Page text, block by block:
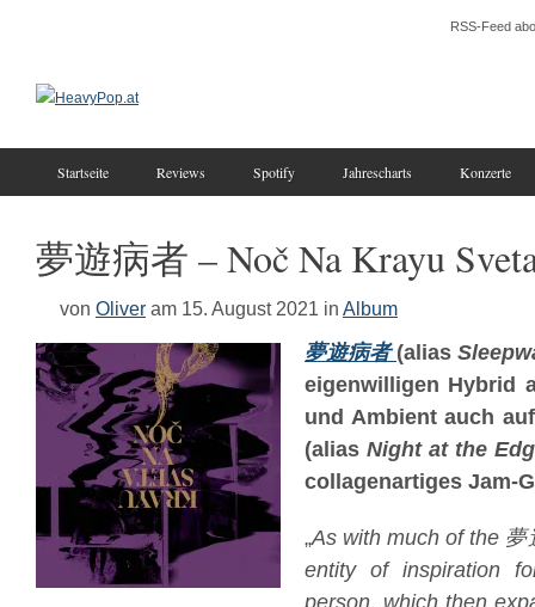
RSS-Feed
Startseite Reviews Spotify Jahrescharts Konzerte
夢遊病者 – Noč Na Krayu
von Oliver am 15. August 2021 in Album
夢遊病者 (alias
eigenwilligen Hybrid
und Ambient auch
(alias Night at the
collagenartiges Jam-
„As with much of the
entity of inspiration
person, which then